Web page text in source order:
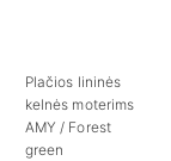
Plačios lininės
kelnės moterims
AMY / Forest
green